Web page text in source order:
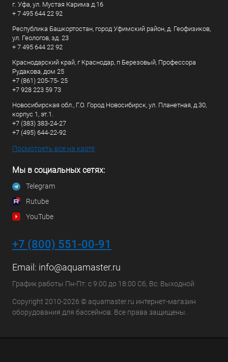
г. Уфа, ул. Мустая Карима д.16
+ 7 495 644 22 92
Республика Башкортостан, город Уфимский район, д. Геофизиков,
ул. Геологов, зд. 23
+ 7 495 644 22 92
Краснодарский край, г Краснодар, п Березовый, Профессора
Рудакова, дом 25
+7 (861) 205-75- 25
+7 928 223 59 73
Новосибирская обл., Г.О. Город Новосибирск, ул. Планетная, д.30,
корпус 1, эт.1.
+7 (383) 383-24-27
+7 (495) 644-22-92
Посмотреть все на карте
Мы в социальных сетях:
Telegram
Rutube
YouTube
+7 (800) 551-00-91
Email: info@aquamaster.ru
График работы Пн-Пт: с 9:00 до 18:00 Сб, Вс: Выходной
Copyright 2010-2026 © aquamaster.ru интернет-магазин
оборудования для бассейнов. Все права защищены.